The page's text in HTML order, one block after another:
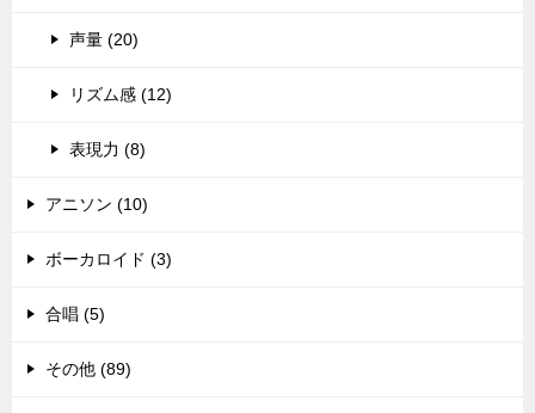
声量 (20)
リズム感 (12)
表現力 (8)
アニソン (10)
ボーカロイド (3)
合唱 (5)
その他 (89)